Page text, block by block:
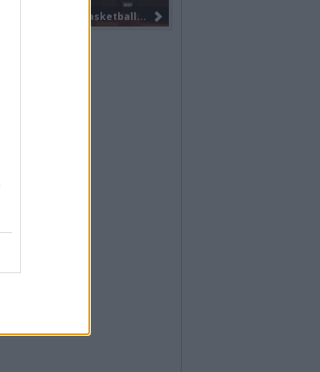
2026: Judo Varesino